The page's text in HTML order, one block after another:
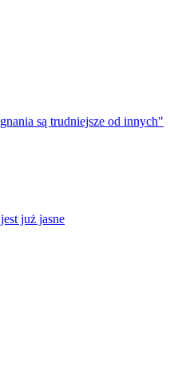
są trudniejsze od innych"
już jasne